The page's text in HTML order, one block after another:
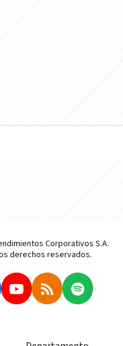
Corporativos S.A.
derechos reservados.